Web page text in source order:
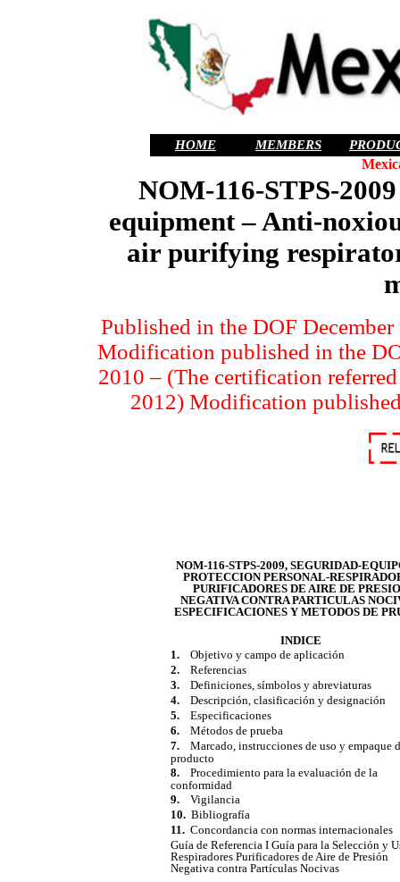
HOME MEMBERS
NOM-116-STPS-
equipment – Anti-
air purifying
Published in the DOF
Modification published in the
2010 – (The certification
2012) Modification
NOM-116-STPS-2009, SEGURIDAD-
PROTECCION PERSONAL-
PURIFICADORES DE AIRE DE
NEGATIVA CONTRA PARTICULAS
ESPECIFICACIONES Y METODOS DE
INDICE
1.
Objetivo y campo de aplicación
2.
Referencias
3.
Definiciones, símbolos y abreviaturas
4.
Descripción, clasificación y designación
5.
Especificaciones
6.
Métodos de prueba
7.
Marcado, instrucciones de uso y empaque
producto
8.
Procedimiento para la evaluación de la
conformidad
9.
Vigilancia
10. Bibliografía
11. Concordancia con normas internacionales
Guía de Referencia IGuía para la Selección y
Respiradores Purificadores de Aire de Presión
Negativa contra Partículas Nocivas